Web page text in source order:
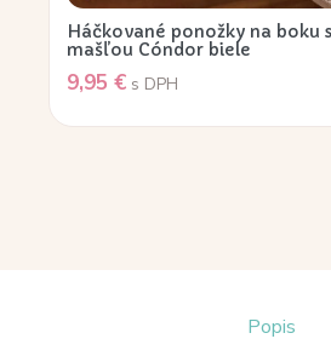
Háčkované ponožky na boku
mašľou Cóndor biele
9,95 € s DPH
Popis